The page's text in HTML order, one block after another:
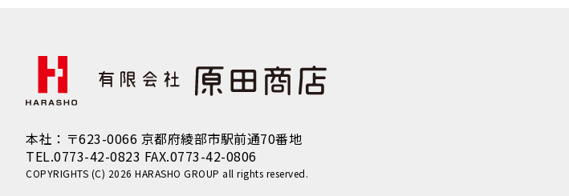
本社：〒623-0066 京都府綾部市駅前通70番地
TEL.0773-42-0823 FAX.0773-42-0806
COPYRIGHTS (C) 2026 HARASHO GROUP all rights reserved.